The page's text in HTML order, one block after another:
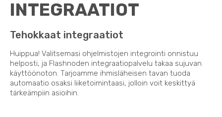
INTEGRAATIOT
Tehokkaat integraatiot
Huippua! Valitsemasi ohjelmistojen integrointi onnistuu
helposti, ja Flashnoden integraatiopalvelu takaa sujuvan
käyttöönoton. Tarjoamme ihmisläheisen tavan tuoda
automaatio osaksi liiketoimintaasi, jolloin voit keskittyä
tärkeämpiin asioihin.